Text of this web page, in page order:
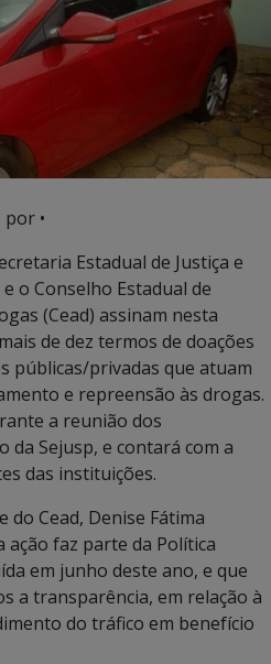
por •
Estadual de Justiça e
o Conselho Estadual de
(Cead) assinam nesta
de dez termos de doações
públicas/privadas que atuam
e repreensão às drogas.
a reunião dos
Sejusp, e contará com a
das instituições.
do Cead, Denise Fátima
ação faz parte da Política
em junho deste ano, e que
a transparência, em relação à
do tráfico em benefício